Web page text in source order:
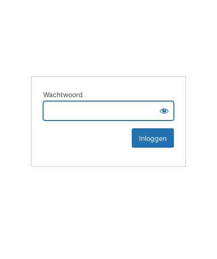
Wachtwoord